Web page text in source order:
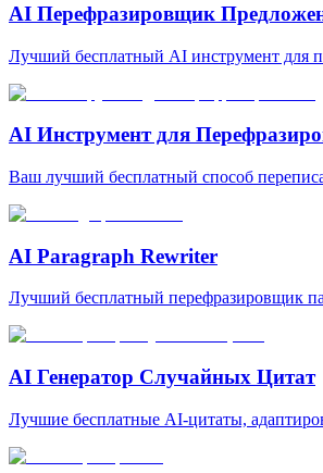
AI Перефразировщик
Лучший бесплатный AI инструмент для
AI Инструмент для
Ваш лучший бесплатный способ
AI Paragraph Rewriter
Лучший бесплатный перефразировщик
AI Генератор Случайных Цитат
Лучшие бесплатные AI-цитаты,